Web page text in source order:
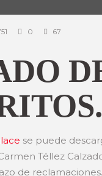
0 67
se puede
Téllez
de reclamaciones.